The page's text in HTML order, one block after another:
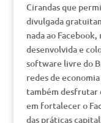
Cirandas que
divulgada
nada ao
desenvolvida e
software livre do
redes de
também desfrutar
em fortalecer o
das práticas